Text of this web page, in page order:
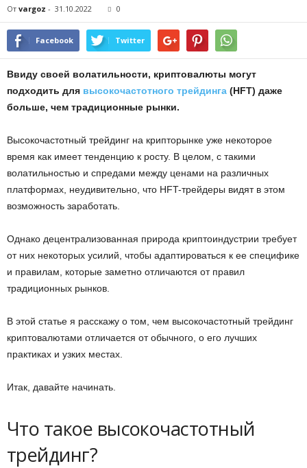
От vargoz - 31.10.2022 0
Facebook Twitter
Ввиду своей волатильности, криптовалюты могут
подходить для высокочастотного трейдинга (HFT) даже
больше, чем традиционные рынки.
Высокочастотный трейдинг на крипторынке уже некоторое
время как имеет тенденцию к росту. В целом, с такими
волатильностью и спредами между ценами на различных
платформах, неудивительно, что HFT-трейдеры видят в этом
возможность заработать.
Однако децентрализованная природа криптоиндустрии требует
от них некоторых усилий, чтобы адаптироваться к ее специфике
и правилам, которые заметно отличаются от правил
традиционных рынков.
В этой статье я расскажу о том, чем высокочастотный трейдинг
криптовалютами отличается от обычного, о его лучших
практиках и узких местах.
Итак, давайте начинать.
Что такое высокочастотный
трейдинг?